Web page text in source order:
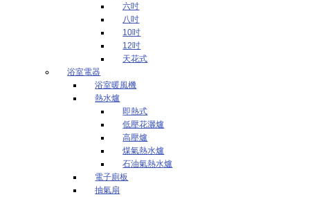
六吋
八吋
10吋
12吋
天花式
浴室電器
浴室暖風機
熱水爐
即熱式
低壓花灑爐
高壓爐
煤氣熱水爐
石油氣熱水爐
電子廁板
抽氣扇